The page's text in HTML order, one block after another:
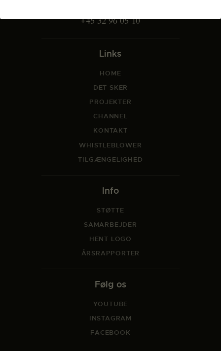
+45 32 96 05 10
Links
HOME
DET SKER
PROJEKTER
CHANNEL
KONTAKT
WHISTLEBLOWER
TILGÆNGELIGHED
Info
STØTTE
SAMARBEJDER
HENT LOGO
ÅRSRAPPORTER
Følg os
YOUTUBE
INSTAGRAM
FACEBOOK